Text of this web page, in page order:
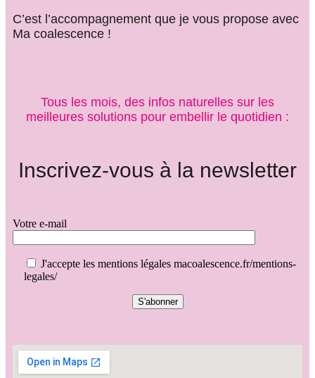
C’est l’accompagnement que je vous propose avec
Ma coalescence !
Tous les mois, des infos naturelles sur les
meilleures solutions pour embellir le quotidien :
Inscrivez-vous à la newsletter
Votre e-mail
J'accepte les mentions légales macoalescence.fr/mentions-
legales/